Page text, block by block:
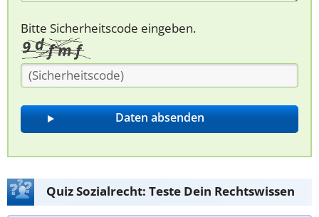
Bitte Sicherheitscode eingeben.
Quiz Sozialrecht: Teste Dein Rechtswissen